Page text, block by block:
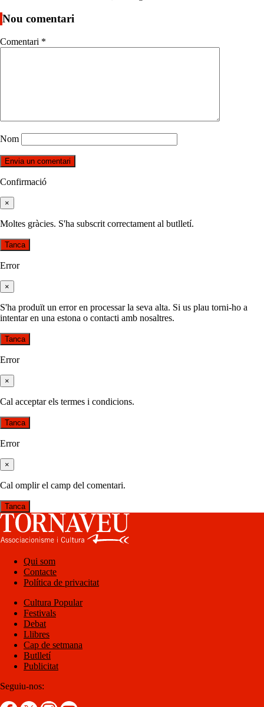
Nou comentari
Comentari *
Nom
Confirmació
×
Moltes gràcies. S'ha subscrit correctament al butlletí.
Tanca
Error
×
S'ha produït un error en processar la seva alta. Si us plau torni-ho a
intentar en una estona o contacti amb nosaltres.
Tanca
Error
×
Cal acceptar els termes i condicions.
Tanca
Error
×
Cal omplir el camp del comentari.
Tanca
Qui som
Contacte
Política de privacitat
Cultura Popular
Festivals
Debat
Llibres
Cap de setmana
Butlletí
Publicitat
Seguiu-nos: